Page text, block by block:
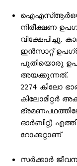
My account
Grievance
നിരീക്ഷണ
വിക്ഷേപിച്ചു.
ഇൻസാറ്റ്
പുതിയൊരു
അയക്കുന്നത്.
2274 കിലോ
കിലോമീറ്റർ
ഓർബിറ്റ്)
റോക്കറ്റാണ്
സർക്കാർ